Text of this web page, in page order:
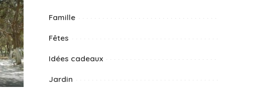
Famille
Fêtes
Idées cadeaux
Jardin